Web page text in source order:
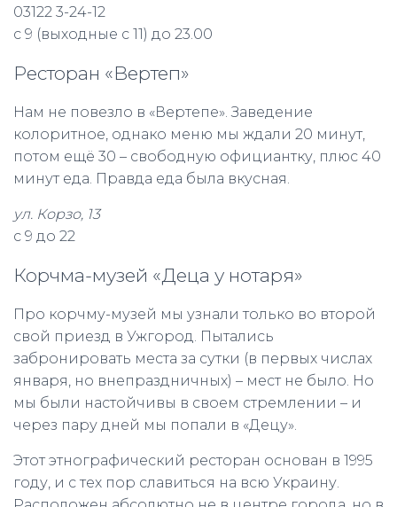
03122 3-24-12
с 9 (выходные с 11) до 23.00
Ресторан «Вертеп»
Нам не повезло в «Вертепе». Заведение
колоритное, однако меню мы ждали 20 минут,
потом ещё 30 – свободную официантку, плюс 40
минут еда. Правда еда была вкусная.
ул. Корзо, 13
с 9 до 22
Корчма-музей «Деца у нотаря»
Про корчму-музей мы узнали только во второй
свой приезд в Ужгород. Пытались
забронировать места за сутки (в первых числах
января, но внепраздничных) – мест не было. Но
мы были настойчивы в своем стремлении – и
через пару дней мы попали в «Децу».
Этот этнографический ресторан основан в 1995
году, и с тех пор славиться на всю Украину.